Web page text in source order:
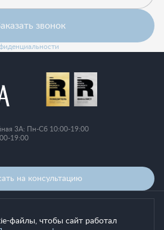
звонок
3А: Пн-Cб 10:00-19:00
19:00
на консультацию
данных
файлы, чтобы сайт работал